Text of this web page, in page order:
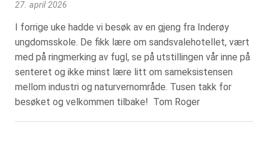
27. april 2026
I forrige uke hadde vi besøk av en gjeng fra Inderøy
ungdomsskole. De fikk lære om sandsvalehotellet, vært
med på ringmerking av fugl, se på utstillingen vår inne på
senteret og ikke minst lære litt om sameksistensen
mellom industri og naturvernområde. Tusen takk for
besøket og velkommen tilbake! Tom Roger